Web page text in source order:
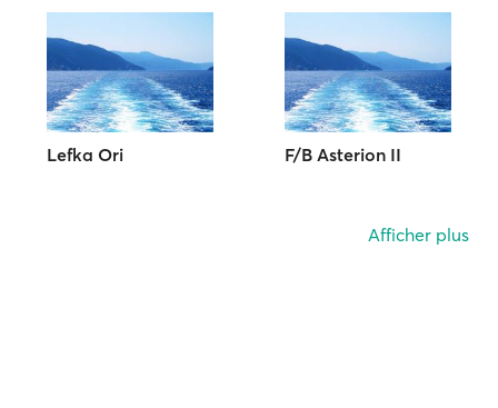
Lefka Ori F/B Asterion II
Afficher plus